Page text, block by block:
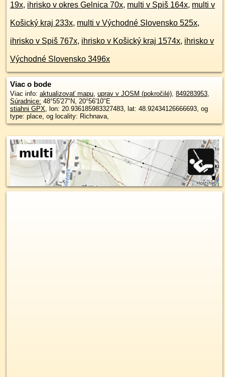
19x, ihrisko v okres Gelnica 70x, multi v Spiš 164x, multi v
Košický kraj 233x, multi v Východné Slovensko 525x,
ihrisko v Spiš 767x, ihrisko v Košický kraj 1574x, ihrisko v
Východné Slovensko 3496x
Viac o bode
Viac info: aktualizovať mapu, uprav v JOSM (pokročilé), 849283953,
Súradnice: 48°55'27"N, 20°56'10"E
stiahni GPX, lon: 20.936185983327483, lat: 48.92434126666693, og
type: place, og locality: Richnava,